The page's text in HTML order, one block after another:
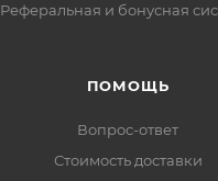
Реферальная и бонусная
ПОМОЩЬ
Вопрос-ответ
Стоимость доставки